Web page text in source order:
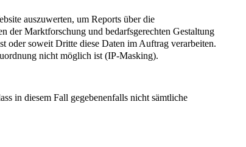
auszuwerten, um Reports über die
der Marktforschung und bedarfsgerechten Gestaltung
oder soweit Dritte diese Daten im Auftrag verarbeiten.
nicht möglich ist (IP-Masking).
in diesem Fall gegebenenfalls nicht sämtliche